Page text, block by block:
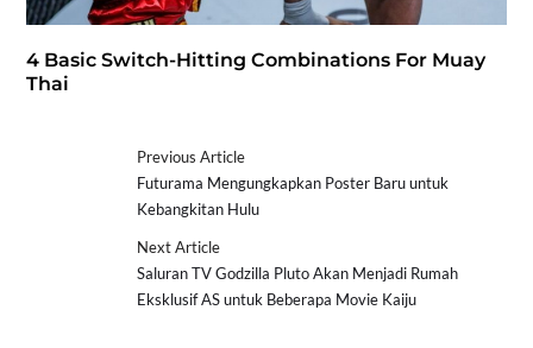
4 Basic Switch-Hitting Combinations For Muay
Thai
Previous Article
Futurama Mengungkapkan Poster Baru untuk
Kebangkitan Hulu
Next Article
Saluran TV Godzilla Pluto Akan Menjadi Rumah
Eksklusif AS untuk Beberapa Movie Kaiju